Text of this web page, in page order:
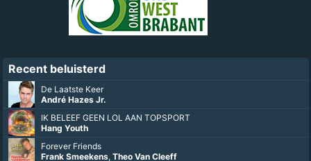
Recent beluisterd
De Laatste Keer
André Hazes Jr.
IK BELEEF GEEN LOL AAN TOPSPORT
Hang Youth
Forever Friends
Frank Smeekens, Theo Van Cleeff